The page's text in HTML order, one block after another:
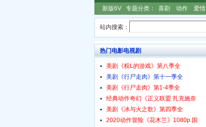
新版6V
专题分类： 喜剧 动作 爱情
站内搜索：
热门电影电视剧
美剧《权L的游戏》第八季全
美剧《行尸走肉》第十一季全
美剧《行尸走肉》第1-4季全
经典动作奇幻《正义联盟 扎克施奈
美剧《冰与火之歌》第四季全
2020动作冒险《花木兰》1080p.国